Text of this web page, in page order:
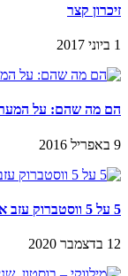
זיכרון קצר
1 ביוני 2017
הם מה שהם: על
9 באפריל 2016
5 על 5 ווסטברוק עזב את יוסטון, הארדן רוצה גם, וחנוכית השחקנים.
12 בדצמבר 2020